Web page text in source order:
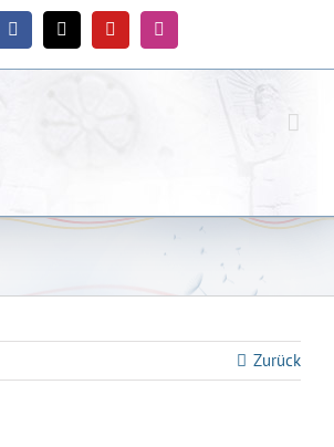
Facebook
X YouTubeInstagram
Zurück